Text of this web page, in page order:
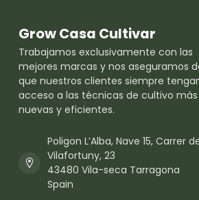
Grow Casa Cultivar
Trabajamos exclusivamente con las
mejores marcas y nos aseguramos
que nuestros clientes siempre
acceso a las técnicas de cultivo más
nuevas y eficientes.
Poligon L’Alba, Nave 15, Carrer
Vilafortuny, 23
43480 Vila-seca Tarragona
Spain